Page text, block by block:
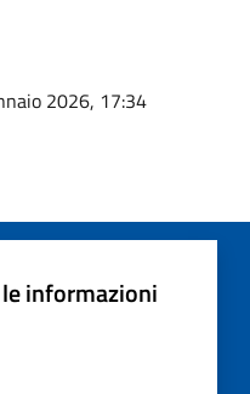
2026, 17:34
informazioni